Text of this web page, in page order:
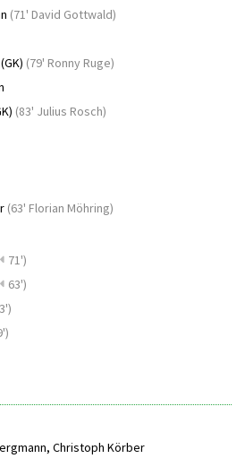
(71' David Gottwald)
(79' Ronny Ruge)
(83' Julius Rosch)
(63' Florian Möhring)
71')
63')
, Christoph Körber